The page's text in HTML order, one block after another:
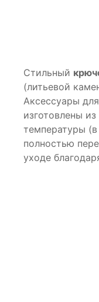
Стильный
(литьевой
Аксессуары
изготовлены
температуры
полностью
уходе